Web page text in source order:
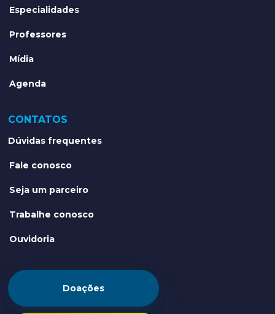
Especialidades
Professores
Mídia
Agenda
CONTATOS
Dúvidas frequentes
Fale conosco
Seja um parceiro
Trabalhe conosco
Ouvidoria
Doações